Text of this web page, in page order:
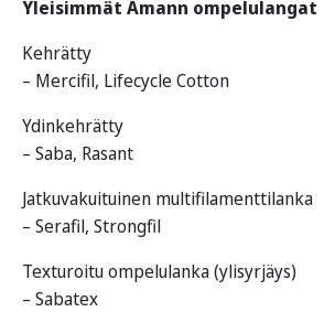
Yleisimmät Amann ompelulangat
Kehrätty
– Mercifil, Lifecycle Cotton
Ydinkehrätty
– Saba, Rasant
Jatkuvakuituinen multifilamenttilanka
– Serafil, Strongfil
Texturoitu ompelulanka (ylisyrjäys)
– Sabatex